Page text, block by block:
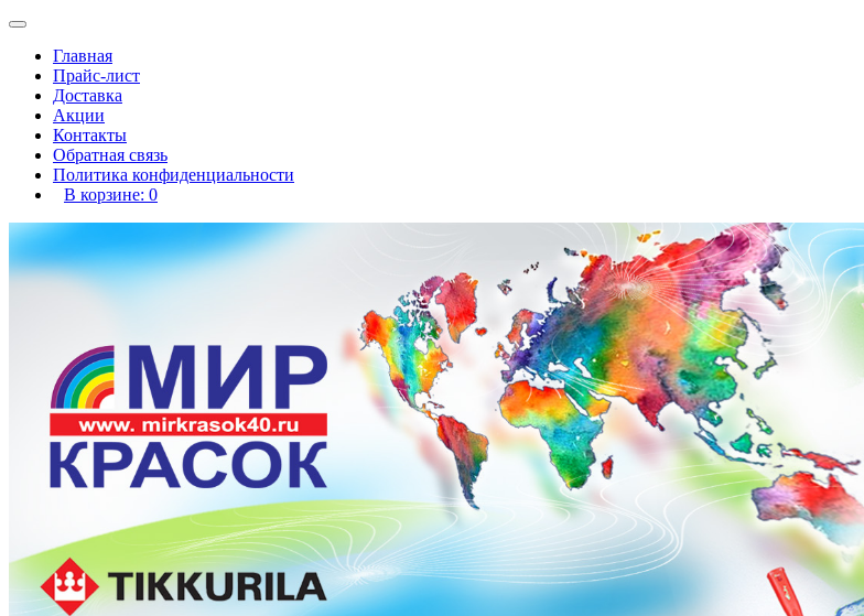
Главная
Прайс-лист
Доставка
Акции
Контакты
Обратная связь
Политика конфиденциальности
В корзине: 0